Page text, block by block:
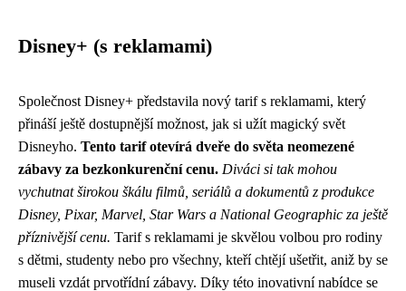
Disney+ (s reklamami)
Společnost Disney+ představila nový tarif s reklamami, který
přináší ještě dostupnější možnost, jak si užít magický svět
Disneyho. Tento tarif otevírá dveře do světa neomezené
zábavy za bezkonkurenční cenu. Diváci si tak mohou
vychutnat širokou škálu filmů, seriálů a dokumentů z produkce
Disney, Pixar, Marvel, Star Wars a National Geographic za ještě
příznivější cenu. Tarif s reklamami je skvělou volbou pro rodiny
s dětmi, studenty nebo pro všechny, kteří chtějí ušetřit, aniž by se
museli vzdát prvotřídní zábavy. Díky této inovativní nabídce se